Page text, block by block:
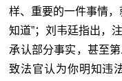
样、重要的一件事情
知道”；刘韦廷指出，
承认部分事实，甚至
致法官认为你明知违